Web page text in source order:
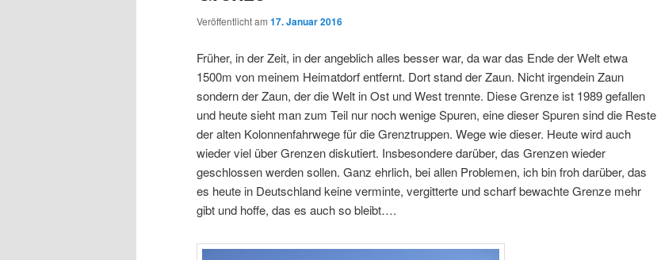
Veröffentlicht am 17. Januar 2016
Früher, in der Zeit, in der angeblich alles besser war, da war das Ende der Welt etwa
1500m von meinem Heimatdorf entfernt. Dort stand der Zaun. Nicht irgendein Zaun
sondern der Zaun, der die Welt in Ost und West trennte. Diese Grenze ist 1989 gefallen
und heute sieht man zum Teil nur noch wenige Spuren, eine dieser Spuren sind die Reste
der alten Kolonnenfahrwege für die Grenztruppen. Wege wie dieser. Heute wird auch
wieder viel über Grenzen diskutiert. Insbesondere darüber, das Grenzen wieder
geschlossen werden sollen. Ganz ehrlich, bei allen Problemen, ich bin froh darüber, das
es heute in Deutschland keine verminte, vergitterte und scharf bewachte Grenze mehr
gibt und hoffe, das es auch so bleibt….